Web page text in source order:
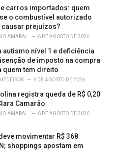
e carros importados: quem
o combustível autorizado
prejuízos?
AMARAL 6 DE AGOSTO DE 2026
autismo nível 1 e deficiência
isenção de imposto na compra
quem tem direito
6 DE AGOSTO DE 2026
registra queda de R$ 0,20
Camarão
AMARAL 6 DE AGOSTO DE 2026
movimentar R$ 368
shoppings apostam em